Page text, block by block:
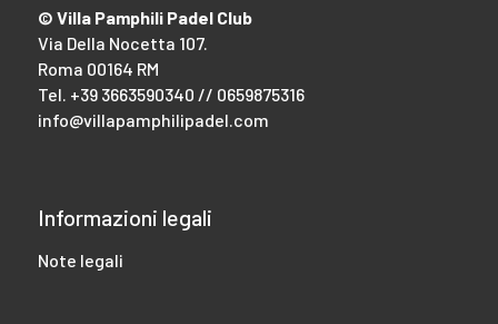
© Villa Pamphili Padel Club
Via Della Nocetta 107.
Roma 00164 RM
Tel. +39 3663590340 // 0659875316
info@villapamphilipadel.com
Informazioni legali
Note legali